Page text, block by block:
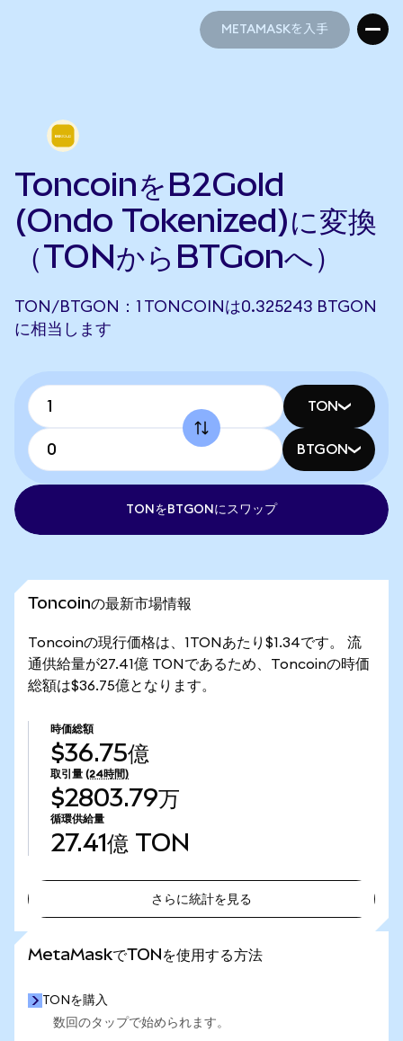
METAMASKを入手
ToncoinをB2Gold
(Ondo Tokenized)に変換
（TONからBTGonへ）
TON/BTGON：1 TONCOINは0.325243 BTGON
に相当します
TON
BTGON
TONをBTGONにスワップ
Toncoinの最新市場情報
Toncoinの現行価格は、1TONあたり$1.34です。 流
通供給量が27.41億 TONであるため、Toncoinの時価
総額は$36.75億となります。
時価総額
$36.75億
取引量 (24時間)
$2803.79万
循環供給量
27.41億 TON
さらに統計を見る
MetaMaskでTONを使用する方法
TONを購入
数回のタップで始められます。